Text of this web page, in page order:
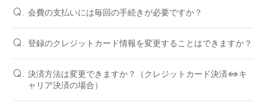
Q. 会費の支払いには毎回の手続きが必要ですか？
Q. 登録のクレジットカード情報を変更することはできますか？
Q. 決済方法は変更できますか？（クレジットカード決済⇔キ
ャリア決済の場合）